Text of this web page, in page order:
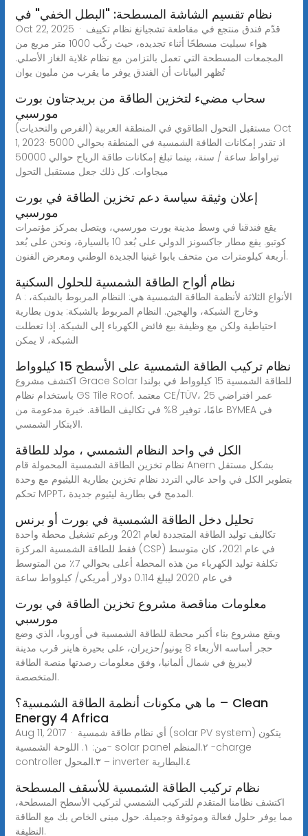
نظام تقسيم الشاشة المسطحة: "البطل الخفي" في
Oct 22, 2025 · قدّم فندق منتجع في مقاطعة تشجيانغ نظام تكييف
هواء سبليت مسطحًا أثناء تجديده، حيث ركّب 1000 متر مربع من
المجمعات المسطحة التي تعمل بالتزامن مع نظام غلاية الغاز الأصلي.
تُظهر البيانات أن الفندق يوفر ما يقرب من مليون يوان
سحاب مضيء لتخزين الطاقة من بريدجتاون بورت
مورسبي
مستقبل التحول الطاقوي في المنطقة العربية (الفرص والتحديات) Oct
1, 2023· اذ تقدر إمكانات الطاقة الشمسية في المنطقة بحوالي 5000
تيراواط ساعة / سنة، بينما تبلغ إمكانات طاقة الرياح حوالي 50000
ميجاوات. كل ذلك جعل مستقبل التحول
إعلان وثيقة سياسة دعم تخزين الطاقة في بورت
مورسبي
يقع فندقنا في وسط مدينة بورت مورسبي، ويتصل بمركز مؤتمرات
كوتبو. يقع مطار جاكسونز الدولي على بُعد 10 بالسيارة، ونحن على بُعد
أربعة كيلومترات من متحف بابوا غينيا الجديدة الوطني ومعرض الفنون.
نظام ألواح الطاقة الشمسية للحلول السكنية
A : الأنواع الثلاثة لأنظمة الطاقة الشمسية هي: النظام المربوط بالشبكة،
وخارج الشبكة، والهجين. النظام المربوط بالشبكة: بدون بطارية
احتياطية ولكن مع وظيفة بيع فائض الكهرباء إلى الشبكة. إذا تعطلت
الشبكة، لا يمكن
نظام تركيب الطاقة الشمسية على الأسطح 15 كيلوواط
اكتشف مشروع Grace Solar للطاقة الشمسية 15 كيلوواط في بولندا
باستخدام نظام GS Tile Roof. معتمد CE/TÜV، عمر افتراضي 25
عامًا، توفير 8% في تكاليف الطاقة. خبرة مدعومة من BYMEA في
الابتكار الشمسي.
الكل في واحد النظام الشمسي ، مولد للطاقة
نظام تخزين الطاقة الشمسية المحمولة قام Anern بشكل مستقل
بتطوير الكل في واحد عالي التردد نظام تخزين بطارية الليثيوم مع وحدة
تحكم MPPT، المدمج في بطارية ليثيوم جديدة.
تحليل دخل الطاقة الشمسية في بورت أو برنس
تكاليف توليد الطاقة المتجددة لعام 2021 ورغم تشغيل محطة واحدة
فقط للطاقة الشمسية المركزة (CSP) في عام 2021، كان متوسط
تكلفة توليد الكهرباء من هذه المحطة أعلى بحوالي 7٪ من المتوسط
في عام 2020 ليبلغ 0.114 دولار أمريكي/ كيلوواط ساعة
معلومات مناقصة مشروع تخزين الطاقة في بورت
مورسبي
ويقع مشروع بناء أكبر محطة للطاقة الشمسية في أوروبا، الذي وضع
حجر أساسه الأربعاء 8 يونيو/حزيران، على بحيرة هاينر قرب مدينة
لايبزيغ في شمال ألمانيا، وفق معلومات رصدتها منصة الطاقة
المتخصصة.
ما هي مكونات أنظمة الطاقة الشمسية؟ – Clean
Energy 4 Africa
Aug 11, 2017 · أي نظام طاقة شمسية (solar PV system) يتكون
من: ١. اللوحة الشمسية- solar panel ٢.المنظم -charge
controller ٣.المحول – inverter ٤.البطارية
نظام تركيب الطاقة الشمسية للأسقف المسطحة
اكتشف نظامنا المتقدم للتركيب الشمسي لتركيب الأسطح المسطحة،
مما يوفر حلول فعالة وموثوقة وجميلة. حول مبنى الخاص بك مع الطاقة
النظيفة.